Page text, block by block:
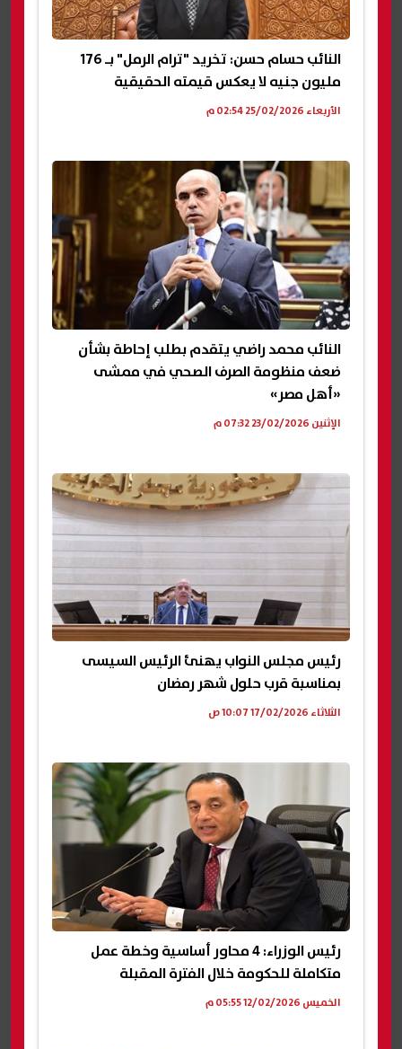
النائب حسام حسن: تخريد "ترام الرمل" بـ 176
مليون جنيه لا يعكس قيمته الحقيقية
الأربعاء 25/02/2026 02:54 م
النائب محمد راضي يتقدم بطلب إحاطة بشأن
ضعف منظومة الصرف الصحي في ممشى
«أهل مصر»
الإثنين 23/02/2026 07:32 م
رئيس مجلس النواب يهنئ الرئيس السيسى
بمناسبة قرب حلول شهر رمضان
الثلاثاء 17/02/2026 10:07 ص
رئيس الوزراء: 4 محاور أساسية وخطة عمل
متكاملة للحكومة خلال الفترة المقبلة
الخميس 12/02/2026 05:55 م